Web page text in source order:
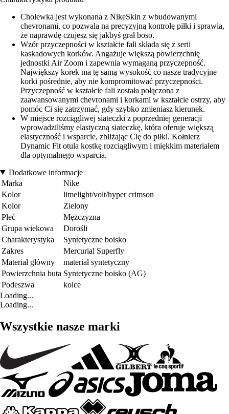
Cholewka jest wykonana z NikeSkin z wbudowanymi
chevronami, co pozwala na precyzyjną kontrolę piłki i sprawia,
że naprawdę czujesz się jakbyś grał boso.
Wzór przyczepności w kształcie fali składa się z serii
kaskadowych korków. Angażuje większą powierzchnię
jednostki Air Zoom i zapewnia wymaganą przyczepność.
Największy korek ma tę samą wysokość co nasze tradycyjne
korki pośrednie, aby nie kompromitować przyczepności.
Przyczepność w kształcie fali została połączona z
zaawansowanymi chevronami i korkami w kształcie ostrzy, aby
pomóc Ci się zatrzymać, gdy szybko zmieniasz kierunek.
W miejsce rozciągliwej siateczki z poprzedniej generacji
wprowadziliśmy elastyczną siateczkę, która oferuje większą
elastyczność i wsparcie, zbliżając Cię do piłki. Kołnierz
Dynamic Fit otula kostkę rozciągliwym i miękkim materiałem
dla optymalnego wsparcia.
Dodatkowe informacje
Marka
Nike
Kolor
limelight/volt/hyper crimson
Kolor
Zielony
Płeć
Mężczyzna
Grupa wiekowa
Dorośli
Charakterystyka
Syntetyczne boisko
Zakres
Mercurial Superfly
Materiał główny
materiał syntetyczny
Powierzchnia buta Syntetyczne boisko (AG)
Podeszwa
kolce
Loading...
Loading...
Wszystkie nasze marki